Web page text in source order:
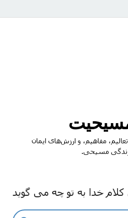
مفاهیم، و ارزش‌های ایمان
مسیحی.
خدا به تو چه می گوید